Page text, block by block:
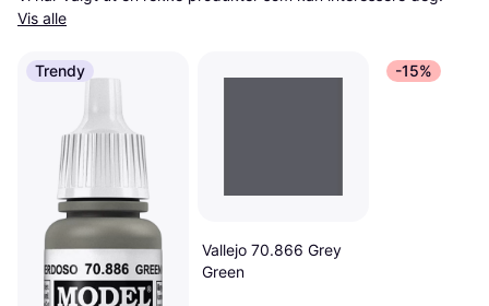
Vis alle
Trendy
Vallejo 70.866 Grey
Green
-15%